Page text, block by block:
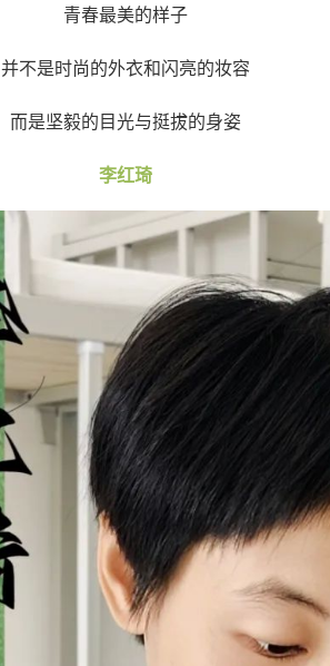
青春最美的样子
并不是时尚的外衣和闪亮的妆容
而是坚毅的目光与挺拔的身姿
李红琦